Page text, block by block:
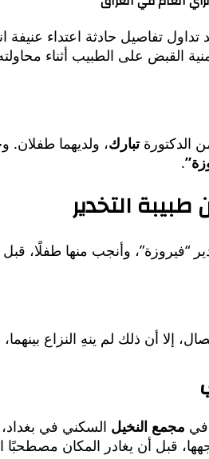
تفاصيل حادثة اعتداء عنيفة
القبض على الطبيب أثناء محاولته
الدكتورةتبارك، ولديهما
.
التخدير
وأنجب منها طفلًا، قبل
إلا أن ذلك لم ينهِ النزاع بينهما،
في مجمع النخيل السكني في
قبل أن يغادر المكان مصطحبًا